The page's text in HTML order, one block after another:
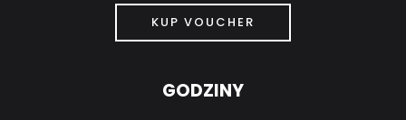
KUP VOUCHER
GODZINY